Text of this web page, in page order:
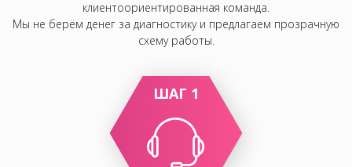
клиентоориентированная команда.
Мы не берём денег за диагностику и предлагаем прозрачную
схему работы.
ШАГ 1